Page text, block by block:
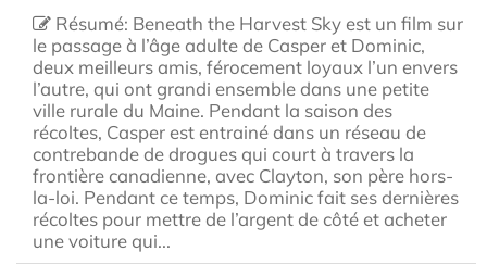
Résumé: Beneath the Harvest Sky est un film sur
le passage à l’âge adulte de Casper et Dominic,
deux meilleurs amis, férocement loyaux l’un envers
l’autre, qui ont grandi ensemble dans une petite
ville rurale du Maine. Pendant la saison des
récoltes, Casper est entrainé dans un réseau de
contrebande de drogues qui court à travers la
frontière canadienne, avec Clayton, son père hors-
la-loi. Pendant ce temps, Dominic fait ses dernières
récoltes pour mettre de l’argent de côté et acheter
une voiture qui...